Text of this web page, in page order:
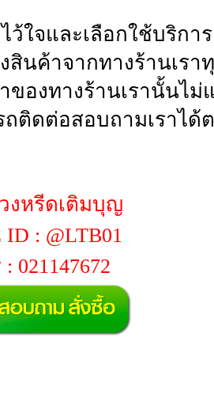
จและเลือกใช้บริการ
สินค้าจากทางร้านเร
องทางร้านเรานั้นไ
ติดต่อสอบถามเราได้
งหรีดเติมบุญ
: @LTB01
021147672